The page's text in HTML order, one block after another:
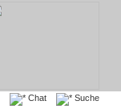
Chat Suche